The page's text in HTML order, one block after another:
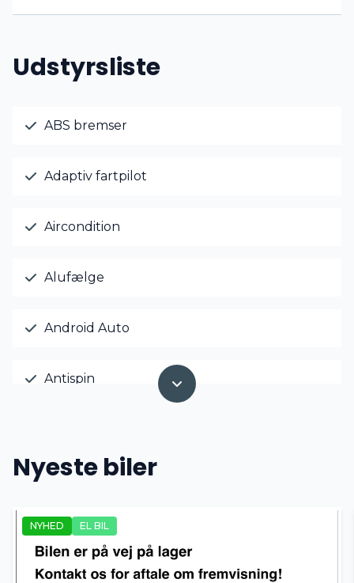
Udstyrsliste
ABS bremser
Adaptiv fartpilot
Aircondition
Alufælge
Android Auto
Antispin
Auto. start/stop
Automatgear
Nyeste biler
NYHED EL BIL